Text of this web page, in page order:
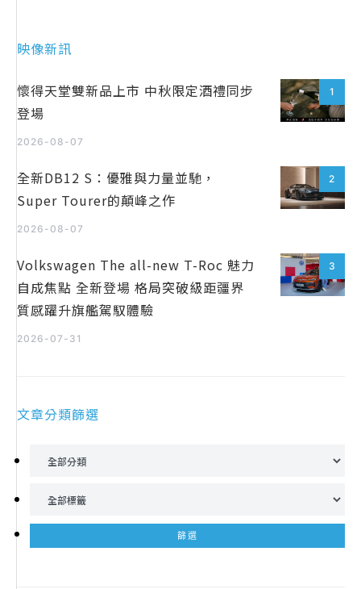
映像新訊
1
懷得天堂雙新品上市 中秋限定酒禮同步
登場
2026-08-07
2
全新DB12 S：優雅與力量並馳，
Super Tourer的顛峰之作
2026-08-07
3
Volkswagen The all-new T-Roc 魅力
自成焦點 全新登場 格局突破級距疆界
質感躍升旗艦駕馭體驗
2026-07-31
文章分類篩選